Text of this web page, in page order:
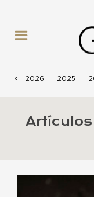
< 2026 2025